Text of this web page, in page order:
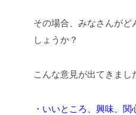
その場合、みなさんが
しょうか？
こんな意見が出てきまし
・いいところ、興味、